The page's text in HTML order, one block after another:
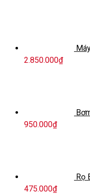
2.850.000₫
950.000₫
Rọ
475.000₫